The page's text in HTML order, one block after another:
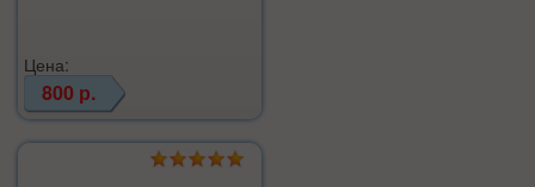
Цена:
800 р.